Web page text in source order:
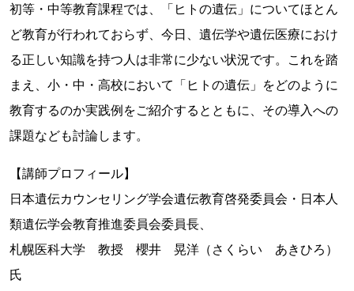
初等・中等教育課程では、「ヒトの遺伝」についてほとん
ど教育が行われておらず、今日、遺伝学や遺伝医療におけ
る正しい知識を持つ人は非常に少ない状況です。これを踏
まえ、小・中・高校において「ヒトの遺伝」をどのように
教育するのか実践例をご紹介するとともに、その導入への
課題なども討論します。
【講師プロフィール】
日本遺伝カウンセリング学会遺伝教育啓発委員会・日本人
類遺伝学会教育推進委員会委員長、
札幌医科大学 教授 櫻井 晃洋（さくらい あきひろ）
氏